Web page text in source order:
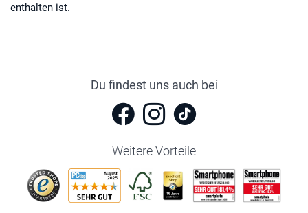
enthalten ist.
Du findest uns auch bei
Weitere Vorteile